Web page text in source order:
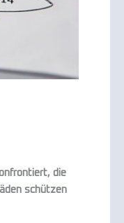
die
schützen